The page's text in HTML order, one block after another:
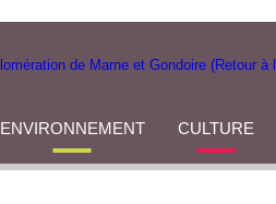
ENVIRONNEMENT CULTURE